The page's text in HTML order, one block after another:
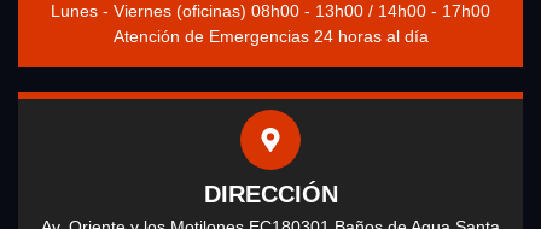
Lunes - Viernes (oficinas) 08h00 - 13h00 / 14h00 - 17h00
Atención de Emergencias 24 horas al día
DIRECCIÓN